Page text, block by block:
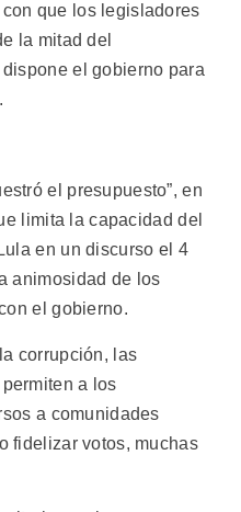
que los legisladores
la mitad del
el gobierno para
el presupuesto”, en
limita la capacidad del
en un discurso el 4
animosidad de los
el gobierno.
corrupción, las
a los
a comunidades
fidelizar votos, muchas